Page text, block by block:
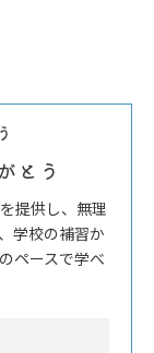
とう
提供し、無理
学校の補習か
ペースで学べ